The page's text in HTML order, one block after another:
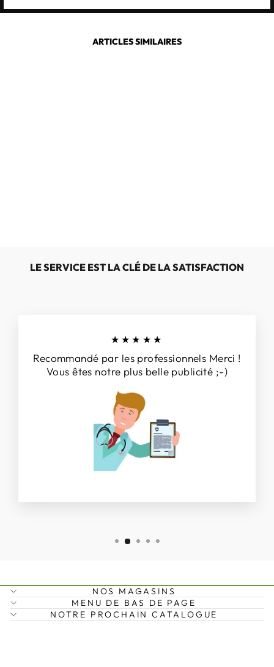
ARTICLES SIMILAIRES
LE SERVICE EST LA CLÉ DE LA SATISFACTION
★★★★★
Recommandé par les professionnels Merci !
Vous êtes notre plus belle publicité ;-)
NOS MAGASINS
MENU DE BAS DE PAGE
NOTRE PROCHAIN CATALOGUE